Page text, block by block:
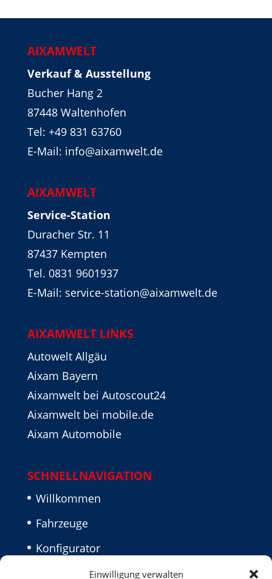
Einwilligung verwalten
AIXAMWELT
Verkauf & Ausstellung
Bucher Hang 2
87448 Waltenhofen
Tel: +49 831 63760
E-Mail: info@aixamwelt.de
AIXAMWELT
Service-Station
Duracher Str. 11
87437 Kempten
Tel. 0831 9601937
E-Mail: service-station@aixamwelt.de
AIXAMWELT LINKS
Autowelt Allgäu
Aixam Bayern
Aixamwelt bei Autoscout24
Aixamwelt bei mobile.de
Aixam Automobile
SCHNELLNAVIGATION
Willkommen
Fahrzeuge
Konfigurator